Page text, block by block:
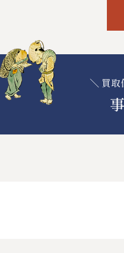
＼ 買取